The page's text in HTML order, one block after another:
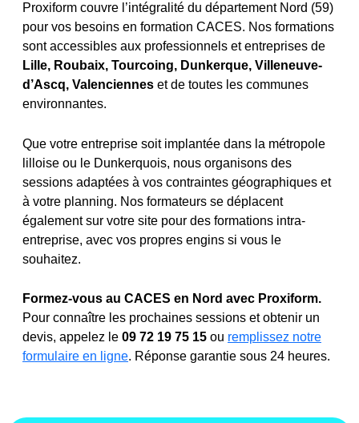
Proxiform couvre l’intégralité du département Nord (59)
pour vos besoins en formation CACES. Nos formations
sont accessibles aux professionnels et entreprises de
Lille, Roubaix, Tourcoing, Dunkerque, Villeneuve-
d’Ascq, Valenciennes et de toutes les communes
environnantes.
Que votre entreprise soit implantée dans la métropole
lilloise ou le Dunkerquois, nous organisons des
sessions adaptées à vos contraintes géographiques et
à votre planning. Nos formateurs se déplacent
également sur votre site pour des formations intra-
entreprise, avec vos propres engins si vous le
souhaitez.
Formez-vous au CACES en Nord avec Proxiform.
Pour connaître les prochaines sessions et obtenir un
devis, appelez le 09 72 19 75 15 ou remplissez notre
formulaire en ligne. Réponse garantie sous 24 heures.